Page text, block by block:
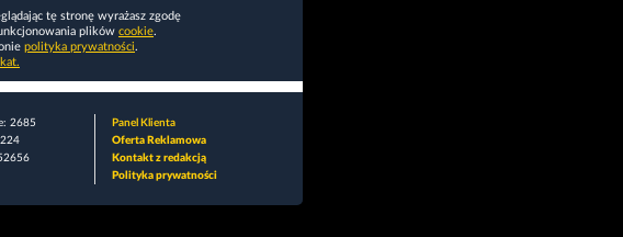
tę stronę wyrażasz zgodę
plików cookie.
polityka prywatności.
2685
Panel Klienta
Oferta Reklamowa
Kontakt z redakcją
Polityka prywatności